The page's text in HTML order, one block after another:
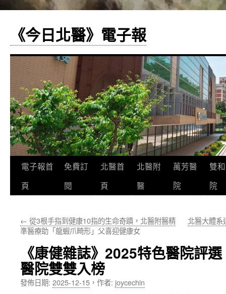
《今日北醫》電子報
跳
至
要
容
電子報首
頁
免費訂
閱
北醫首
頁
北醫附
醫
萬芳醫
院
雙
院
← 從3根手指到健康10指的生命奇蹟，北醫附醫精
準醫療助「龍蝦爪畸形」父喜迎健康女
北醫大體系
《康健雜誌》2025特色醫院評
醫院雙雙入榜
發佈日期: 2025-12-15 ， 作者: joycechin